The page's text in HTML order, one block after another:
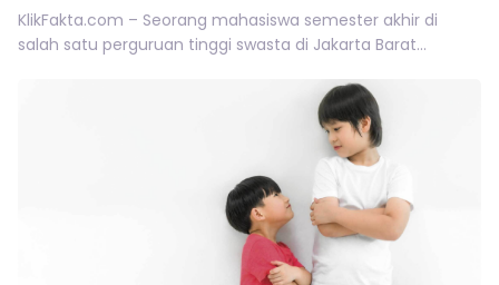
KlikFakta.com – Seorang mahasiswa semester akhir di
salah satu perguruan tinggi swasta di Jakarta Barat...